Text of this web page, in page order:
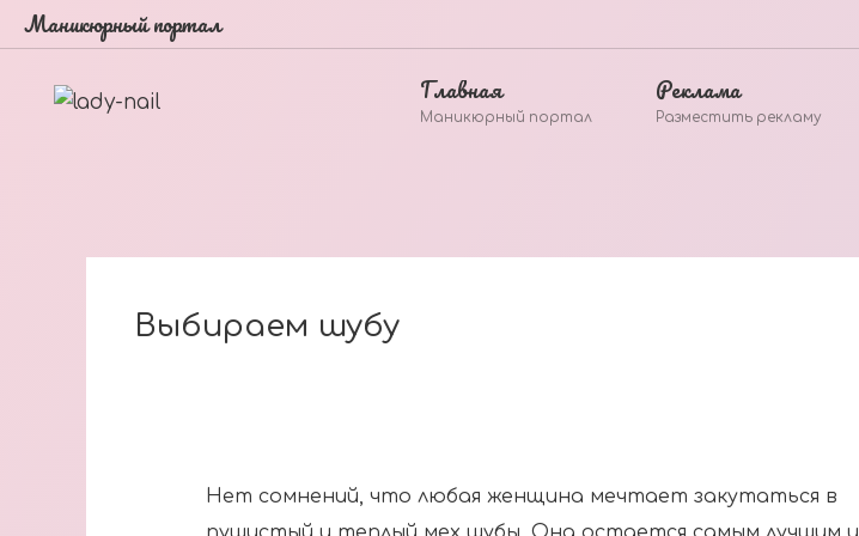
Маникюрный портал
Главная
Маникюрный портал
Реклама
Разместить рекламу
Выбираем шубу
Нет сомнений, что любая женщина мечтает закутаться в